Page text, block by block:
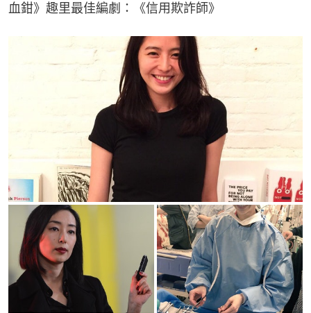
血鉗》趣里最佳編劇：《信用欺詐師》